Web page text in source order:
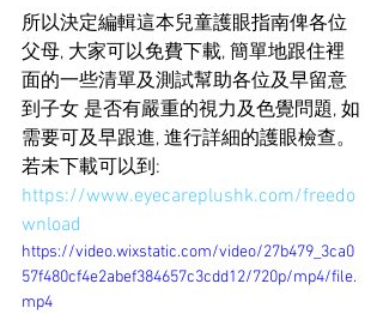
所以決定編輯這本兒童護眼指南俾各位
父母, 大家可以免費下載, 簡單地跟住裡
面的一些清單及測試幫助各位及早留意
到子女 是否有嚴重的視力及色覺問題, 如
需要可及早跟進, 進行詳細的護眼檢查。
若未下載可以到:
https://www.eyecareplushk.com/freedo
wnload
https://video.wixstatic.com/video/27b479_3ca0
57f480cf4e2abef384657c3cdd12/720p/mp4/file.
mp4